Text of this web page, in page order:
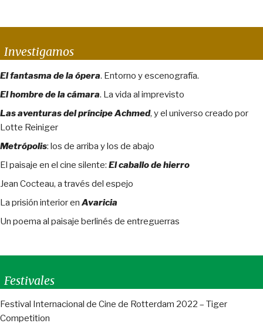
Investigamos
El fantasma de la ópera. Entorno y escenografía.
El hombre de la cámara. La vida al imprevisto
Las aventuras del príncipe Achmed, y el universo creado por
Lotte Reiniger
Metrópolis: los de arriba y los de abajo
El paisaje en el cine silente: El caballo de hierro
Jean Cocteau, a través del espejo
La prisión interior en Avaricia
Un poema al paisaje berlinés de entreguerras
Festivales
Festival Internacional de Cine de Rotterdam 2022 – Tiger
Competition